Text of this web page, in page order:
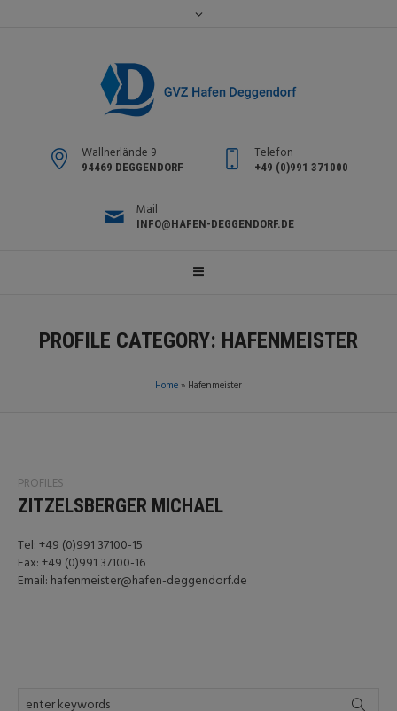
Wallnerlände 9
94469 DEGGENDORF
Telefon
+49 (0)991 371000
Mail
INFO@HAFEN-DEGGENDORF.DE
PROFILE CATEGORY: HAFENMEISTER
Home» Hafenmeister
PROFILES
ZITZELSBERGER MICHAEL
Tel: +49 (0)991 37100-15
Fax: +49 (0)991 37100-16
Email: hafenmeister@hafen-deggendorf.de